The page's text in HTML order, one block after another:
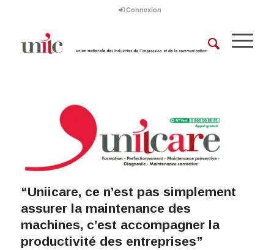
Connexion
“Uniicare, ce n’est pas simplement
assurer la maintenance des
machines, c’est accompagner la
productivité des entreprises”